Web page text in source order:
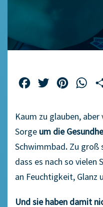
FacebookTwitterPinterest
Kaum zu glauben,
Sorge um die
Schwimmbad. Zu groß
dass es nach so vielen
an Feuchtigkeit, Glanz
Und sie haben damit